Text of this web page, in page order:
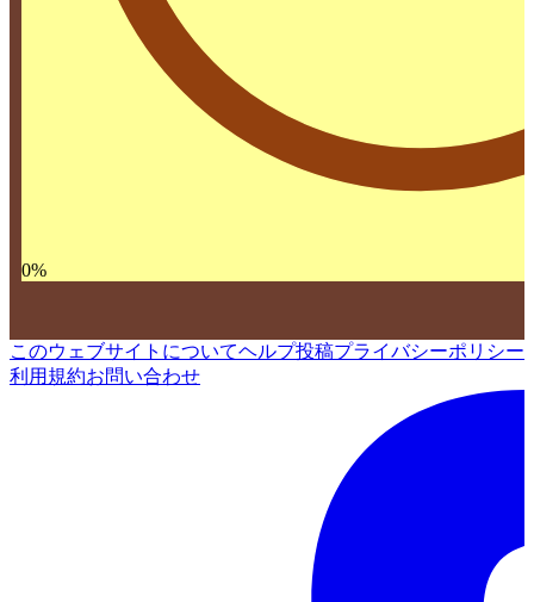
0%
このウェブサイトについてヘルプ投稿プライバシーポリシー
利用規約お問い合わせ